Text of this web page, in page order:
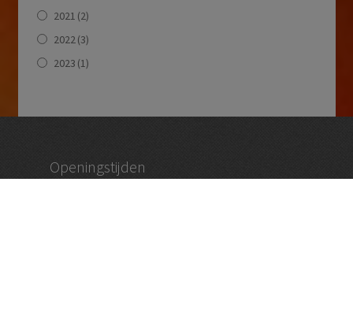
2021 (2)
2022 (3)
2023 (1)
Openingstijden